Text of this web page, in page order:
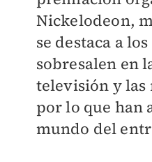
Nickelodeon,
se destaca a
sobresalen en
televisión y las
por lo que han
mundo del